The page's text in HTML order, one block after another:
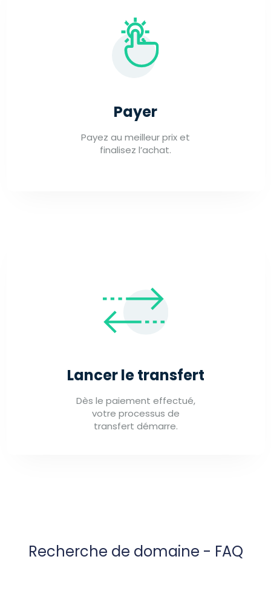
Payer
Payez au meilleur prix et
finalisez l’achat.
Lancer le transfert
Dès le paiement effectué,
votre processus de
transfert démarre.
Recherche de domaine - FAQ